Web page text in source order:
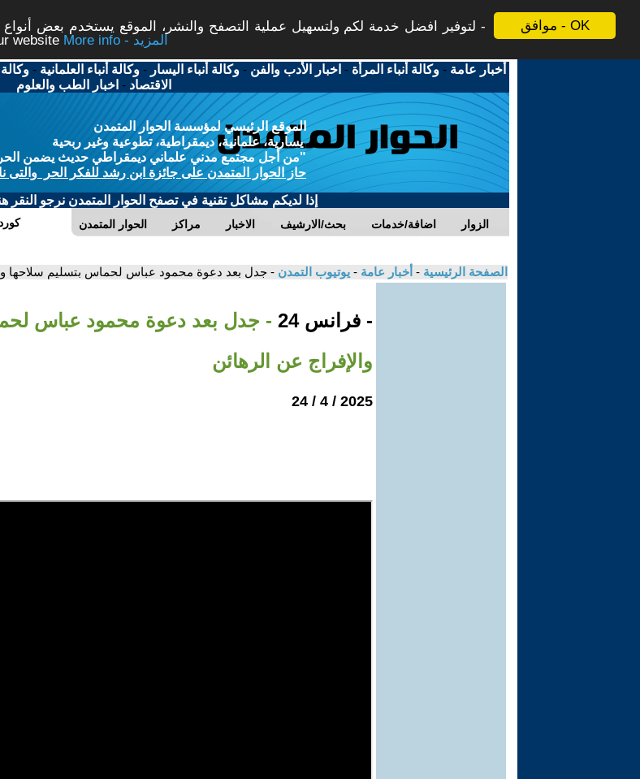
موافق - OK
لتوفير افضل خدمة لكم ولتسهيل عملية التصفح والنشر، الموقع يستخدم بعض
website
More info - المزيد
أخبار عامة -وكالة أنباء المرأة - اخبار الأدب والفن -وكالة أنباء اليسار -وكالة أنباء العلمانية -
الاقتصاد - اخبار الطب والعلوم
الموقع الرئيسي لمؤسسة الحوار المتمدن
يسارية، علمانية، ديمقراطية، تطوعية وغير ربحية
"من أجل مجتمع مدني علماني ديمقراطي حديث يضمن الحرية
حاز الحوار المتمدن على جائزة ابن رشد للفكر الحر والتى
إذا لديكم مشاكل تقنية في تصفح الحوار المتمدن نرجو النقر
الحوار المتمدن مراكز الاخبار بحث/الارشيف اضافة/خدمات الزوار
الصفحة الرئيسية - أخبار عامة - يوتيوب التمدن - جدل بعد دعوة محمود عباس لحماس بتسليم سلاحها
- فرانس 24
- جدل بعد دعوة محمود عباس
والإفراج عن الرهائن
2025 / 4 / 24